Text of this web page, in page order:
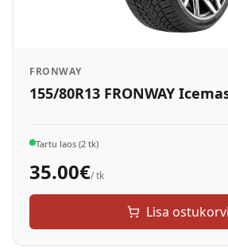
FRONWAY
155/80R13 FRONWAY
Tartu laos (2 tk)
35.00€/ tk
Lisa ostukorvi